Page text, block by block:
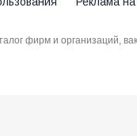
фирм и организаций,